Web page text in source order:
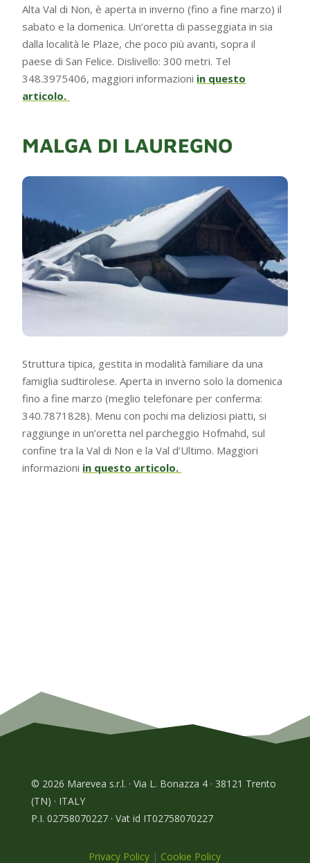
Alta Val di Non, è aperta in inverno (fino a fine marzo) il
sabato e la domenica. Un’oretta di passeggiata in sia
dalla località le Plaze, che poco più avanti, sopra il
paese di San Felice. Dislivello: 300 metri. Tel
348.3975406, maggiori informazioni in questo
articolo.
MALGA DI LAUREGNO
Struttura tipica, gestita in modalità familiare da una
famiglia sudtirolese. Aperta in inverno solo la domenica
fino a fine marzo (meglio telefonare per conferma:
340.7871828). Menu con pochi ma deliziosi piatti, si
raggiunge in un’oretta nel parcheggio Hofmahd, sul
confine tra la Val di Non e la Val d’Ultimo. Maggiori
informazioni in questo articolo.
© 2026 Marevea s.r.l. · Via L. Bonazza 4 · 38121 Trento
(TN) · ITALY
P.I. 02758070227 · Vat id IT02758070227
Privacy Policy | Cookie Policy